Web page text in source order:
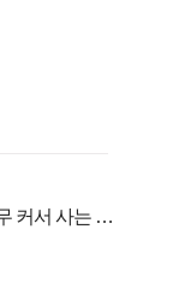
커서 사는 게